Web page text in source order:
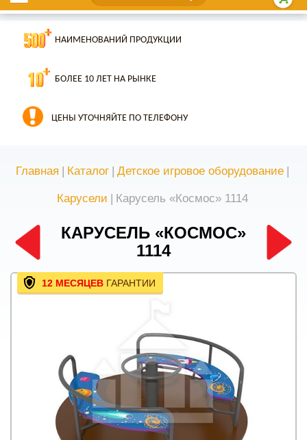
НАИМЕНОВАНИЙ ПРОДУКЦИИ
БОЛЕЕ 10 ЛЕТ НА РЫНКЕ
ЦЕНЫ УТОЧНЯЙТЕ ПО ТЕЛЕФОНУ
Главная | Каталог | Детское игровое оборудование |
Карусели | Карусель «Космос» 1114
КАРУСЕЛЬ «КОСМОС»
1114
12 МЕСЯЦЕВ ГАРАНТИИ